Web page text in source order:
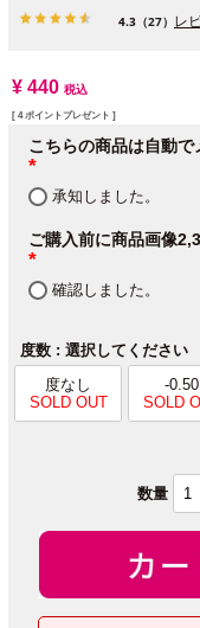
4.3 （27） レ
¥ 440 税込
[ 4 ポイントプレゼント ]
こちらの商品は自動で
(必
須)
承知しました。
ご購入前に商品画像
(必
須)
確認しました。
度数
選択してください
度なし
SOLD OUT
-0.50
SOLD